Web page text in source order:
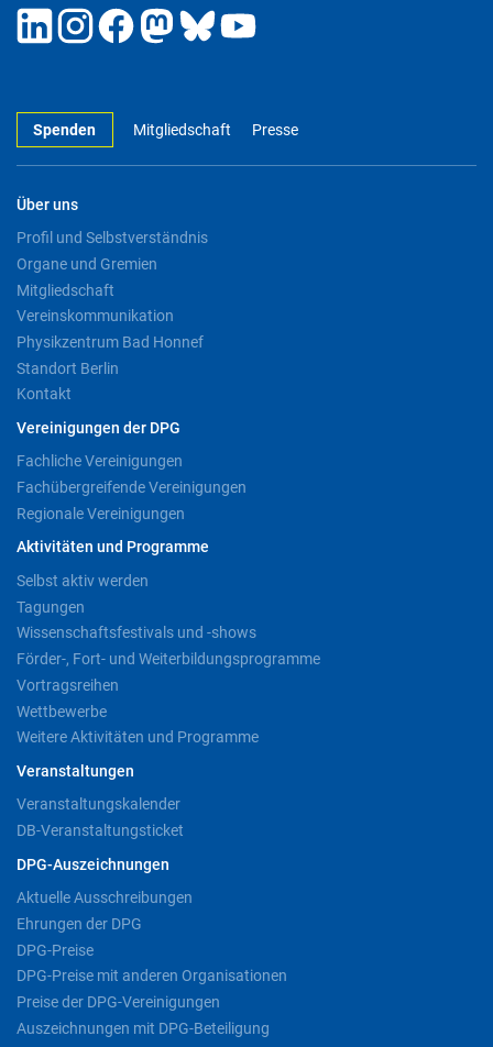
Spenden Mitgliedschaft Presse
Über uns
Profil und Selbstverständnis
Organe und Gremien
Mitgliedschaft
Vereinskommunikation
Physikzentrum Bad Honnef
Standort Berlin
Kontakt
Vereinigungen der DPG
Fachliche Vereinigungen
Fachübergreifende Vereinigungen
Regionale Vereinigungen
Aktivitäten und Programme
Selbst aktiv werden
Tagungen
Wissenschaftsfestivals und -shows
Förder-, Fort- und Weiterbildungsprogramme
Vortragsreihen
Wettbewerbe
Weitere Aktivitäten und Programme
Veranstaltungen
Veranstaltungskalender
DB-Veranstaltungsticket
DPG-Auszeichnungen
Aktuelle Ausschreibungen
Ehrungen der DPG
DPG-Preise
DPG-Preise mit anderen Organisationen
Preise der DPG-Vereinigungen
Auszeichnungen mit DPG-Beteiligung